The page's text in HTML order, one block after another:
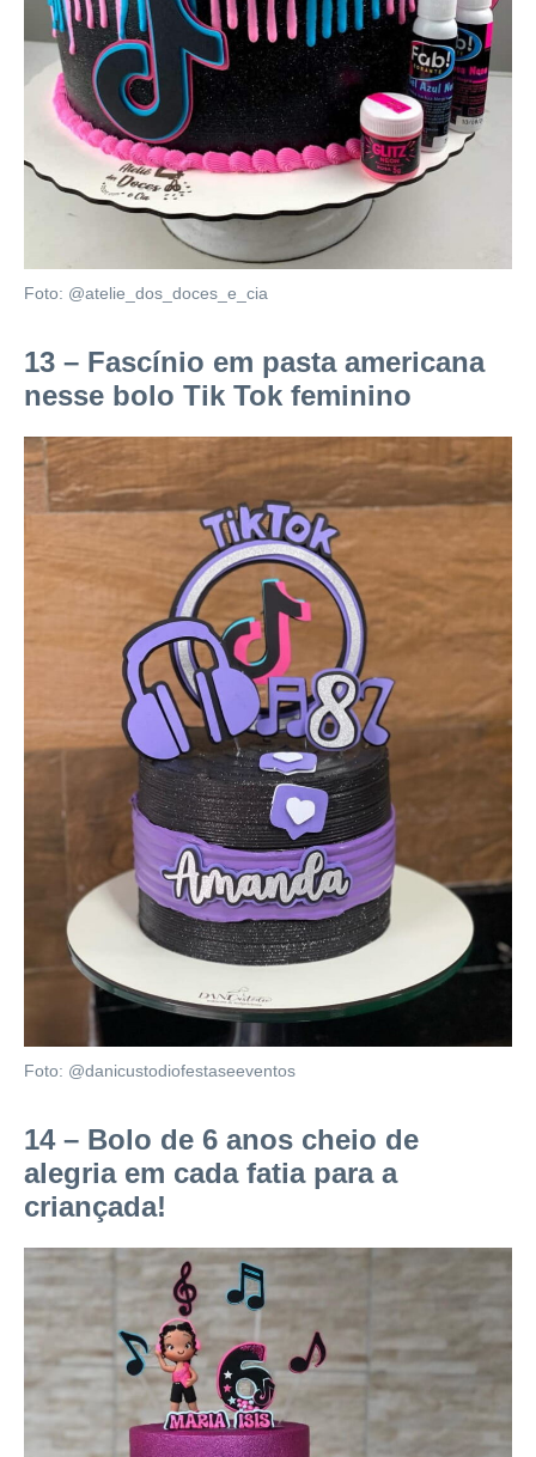
Foto: @atelie_dos_doces_e_cia
13 – Fascínio em pasta americana
nesse bolo Tik Tok feminino
Foto: @danicustodiofestaseeventos
14 – Bolo de 6 anos cheio de
alegria em cada fatia para a
criançada!